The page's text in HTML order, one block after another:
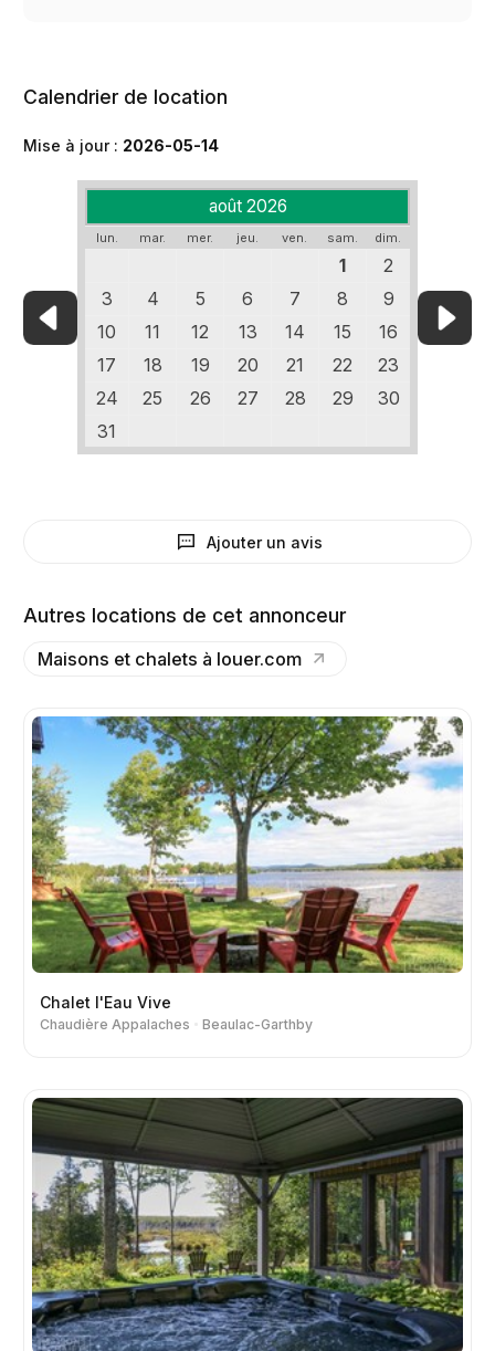
Calendrier de location
Mise à jour : 2026-05-14
août 2026
lun. mar. mer. jeu. ven. sam. dim.
1
2
3
4 5 6 7 8
9
10
11 12 13 14 15
16
17
18 19 20 21 22
23
24
25 26 27 28 29
30
31
Ajouter un avis
Autres locations de cet annonceur
Maisons et chalets à louer.com
Chalet l'Eau Vive
Chaudière Appalaches Beaulac-Garthby